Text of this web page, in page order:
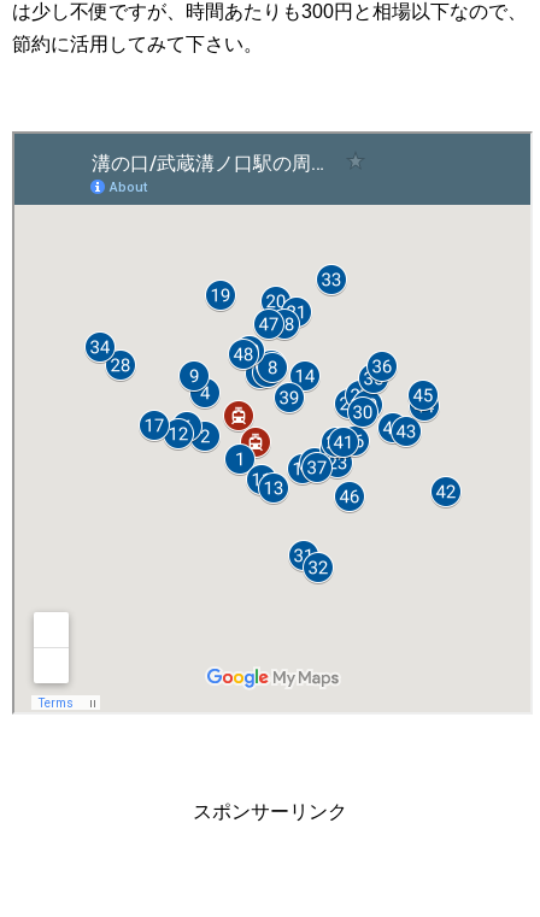
は少し不便ですが、時間あたりも300円と相場以下なので、
節約に活用してみて下さい。
スポンサーリンク